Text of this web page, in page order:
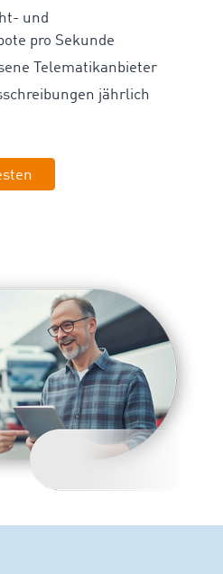
und
pro Sekunde
Telematikanbieter
jährlich